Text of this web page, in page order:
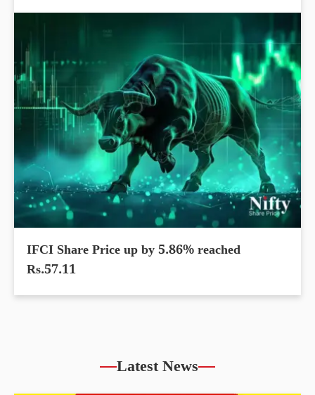
IFCI Share Price up by 5.86% reached
Rs.57.11
Latest News